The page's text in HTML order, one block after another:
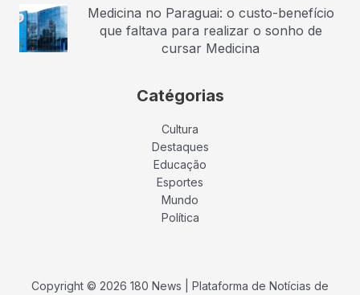
Medicina no Paraguai: o custo-benefício
que faltava para realizar o sonho de
cursar Medicina
Catégorias
Cultura
Destaques
Educação
Esportes
Mundo
Política
Copyright © 2026 180 News | Plataforma de Notícias de